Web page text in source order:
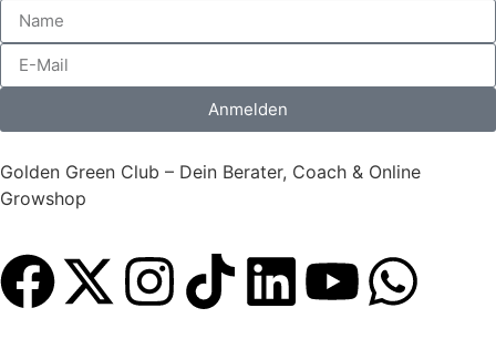
Anmelden
Golden Green Club – Dein Berater, Coach & Online
Growshop